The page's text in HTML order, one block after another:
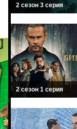
2 сезон 3 серия
2 сезон 1 серия